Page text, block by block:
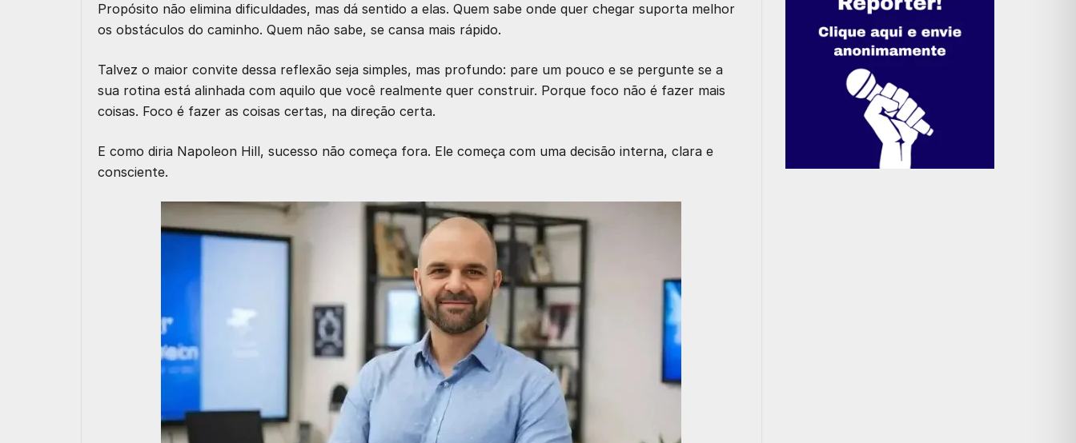
Propósito não elimina dificuldades, mas dá sentido a elas. Quem sabe onde quer chegar suporta melhor
os obstáculos do caminho. Quem não sabe, se cansa mais rápido.
Talvez o maior convite dessa reflexão seja simples, mas profundo: pare um pouco e se pergunte se a
sua rotina está alinhada com aquilo que você realmente quer construir. Porque foco não é fazer mais
coisas. Foco é fazer as coisas certas, na direção certa.
E como diria Napoleon Hill, sucesso não começa fora. Ele começa com uma decisão interna, clara e
consciente.